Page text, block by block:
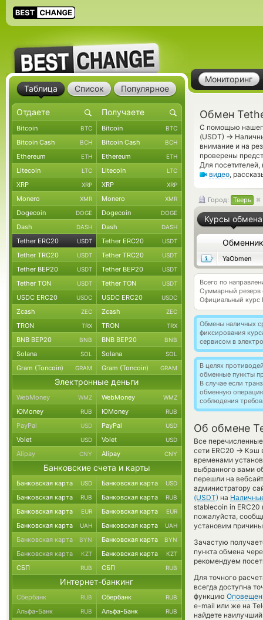
Мониторинг
Обмен
С помощью
(USDT) →
внимание и на
проверены
Для
видео,
Город: Тверь
Курсы обмена
Обменник
YaObmen
Всего по
Суммарный резерв
Официальный курс
Обмены наличных
фиксирования
сервисом в
В целях
обменные пункты
В случае если
обменную
соблюдения
Об обмене
Все
сети ERC20 → Кэш
временами
выбранного вами
перешли на
администратору
(USDT) на
stablecoin in ERC20
пожалуйста,
установим
Зачастую
пункта обмена
рекомендуем
Для точного
всегда доступна
функцию
e-mail или же на
найдете
Таблица Список Популярное
Bitcoin BTC Bitcoin BTC
Bitcoin Cash BCH Bitcoin Cash BCH
Ethereum ETH Ethereum ETH
Litecoin LTC Litecoin LTC
XRP XRP XRP XRP
Monero XMR Monero XMR
Dogecoin DOGE Dogecoin DOGE
Dash DASH Dash DASH
Tether ERC20 USDT Tether ERC20 USDT
Tether TRC20 USDT Tether TRC20 USDT
Tether BEP20 USDT Tether BEP20 USDT
Tether TON USDT Tether TON USDT
USDC ERC20 USDC USDC ERC20 USDC
Zcash ZEC Zcash ZEC
TRON TRX TRON TRX
BNB BEP20 BNB BNB BEP20 BNB
Solana SOL Solana SOL
Gram (Toncoin) GRAM Gram (Toncoin) GRAM
Электронные деньги
WebMoney WMZ WebMoney WMZ
ЮMoney RUB ЮMoney RUB
PayPal USD PayPal USD
Volet USD Volet USD
Alipay CNY Alipay CNY
Банковские счета и карты
Банковская карта USD Банковская карта USD
Банковская карта RUB Банковская карта RUB
Банковская карта EUR Банковская карта EUR
Банковская карта UAH Банковская карта UAH
Банковская карта BYN Банковская карта BYN
Банковская карта KZT Банковская карта KZT
СБП RUB СБП RUB
Интернет-банкинг
Сбербанк RUB Сбербанк RUB
Альфа-Банк RUB Альфа-Банк RUB